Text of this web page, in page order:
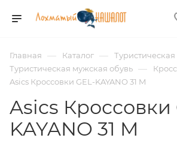
Главная — Каталог — Туристическая
Туристическая мужская обувь —
Asics Кроссовки GEL-KAYANO 31 M
Asics Кроссовки
KAYANO 31 M